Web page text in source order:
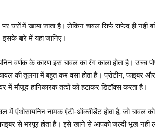
घरों में खाया जाता है। लेकिन चावल सिर्फ सफेद ही
बारे में यहां जानिए।
वर्णक के कारण इस चावल का रंग काला होता है।
की तुलना में बहुत कम वसा होता है। प्रोटीन,
में मौजूद हानिकारक तत्वों को हटाकर डिटॉक्स करता है।
में एंथोसायनिन नामक एंटी-ऑक्सीडेंट होता है, जो चावल
से भरपूर होता है। इसे खाने से आपको जल्दी भूख नहीं